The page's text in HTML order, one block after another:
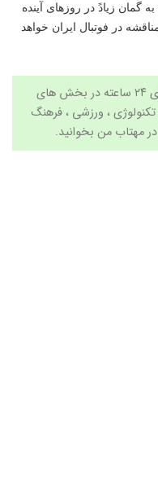
زیادً در روزهای آینده
در فوتبال ایران خواهد
جدیدترین اخبار و مهم ترین رویدادهای ۲۴ ساعته در بخش های
تکنولوژی، ورزشی ، فرهنگ
درمهتاب من بخوانید.